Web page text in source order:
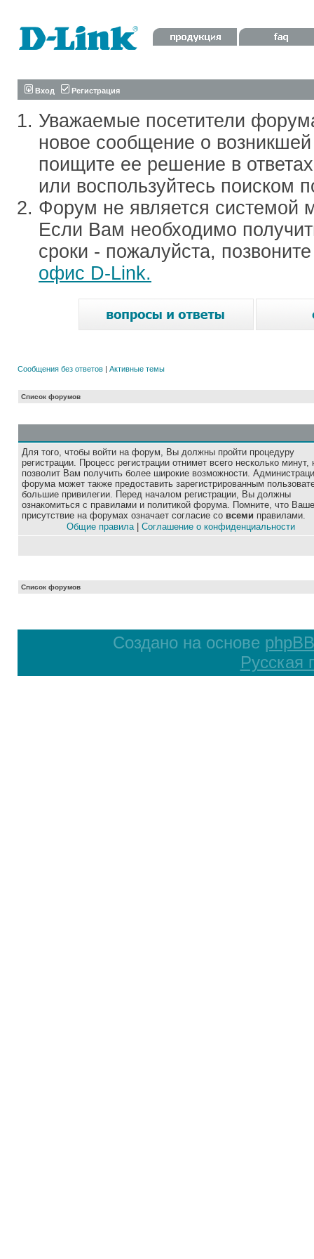
Вход Регистрация
Уважаемые посетители
новое сообщение о
поищите ее решение в
или воспользуйтесь поиском
Форум не является системой
Если Вам необходимо
сроки - пожалуйста,
офис D-Link.
Сообщения без ответов | Активные темы
Список форумов
Для того, чтобы войти на форум, Вы должны пройти процедуру
регистрации. Процесс регистрации отнимет всего несколько минут,
позволит Вам получить более широкие возможности.
форума может также предоставить зарегистрированным
большие привилегии. Перед началом регистрации, Вы должны
ознакомиться с правилами и политикой форума. Помните, что Ваше
присутствие на форумах означает согласие со всеми правилами.
Общие правила| Соглашение о конфиденциальности
Список форумов
Создано на основе phpBB
Русская